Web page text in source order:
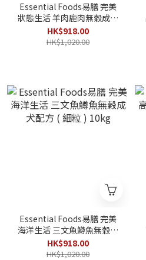
Essential Foods易膳 完美
狀態生活 羊肉鹿肉無穀成犬
配方 ( 細粒 ) 10kg
HK$918.00
HK$1,020.00
Essential Foods易膳 完美
海洋生活 三文魚鱒魚無穀成
犬配方 ( 細粒 ) 10kg
HK$918.00
HK$1,020.00